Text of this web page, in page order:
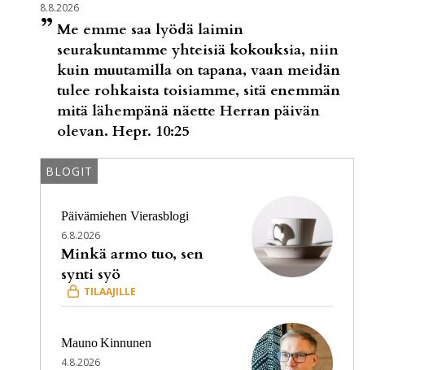
8.8.2026
” Me emme saa lyödä laimin
seurakuntamme yhteisiä kokouksia, niin
kuin muutamilla on tapana, vaan meidän
tulee rohkaista toisiamme, sitä enemmän
mitä lähempänä näette Herran päivän
olevan. Hepr. 10:25
BLOGIT
Päivämiehen Vierasblogi
6.8.2026
Minkä armo tuo, sen
synti syö
MaunoKinnunen
4.8.2026